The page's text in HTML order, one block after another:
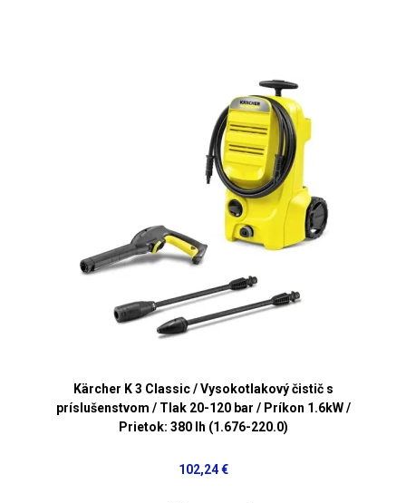
Kärcher K 3 Classic / Vysokotlakový čistič s
príslušenstvom / Tlak 20-120 bar / Príkon 1.6kW /
Prietok: 380 lh (1.676-220.0)
102,24 €